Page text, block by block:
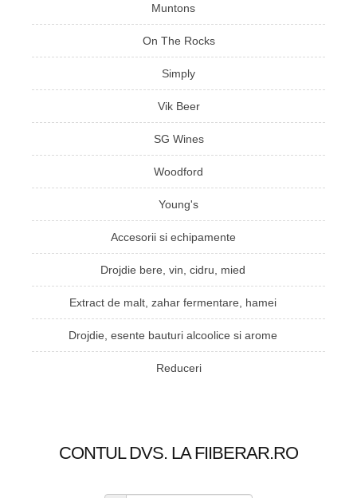
Muntons
On The Rocks
Simply
Vik Beer
SG Wines
Woodford
Young's
Accesorii si echipamente
Drojdie bere, vin, cidru, mied
Extract de malt, zahar fermentare, hamei
Drojdie, esente bauturi alcoolice si arome
Reduceri
CONTUL DVS. LA FIIBERAR.RO